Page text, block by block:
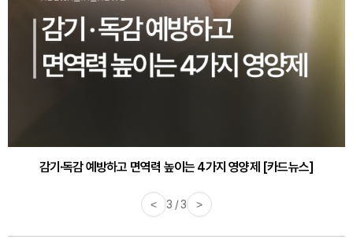
감기·독감 예방하고 면역력 높이는 4가지 영양제 [카드뉴스]
< 3 / 3 >